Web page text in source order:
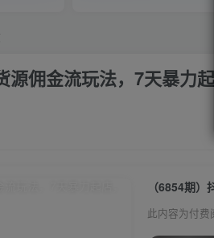
源佣金流玩法，7天暴力
（6854期
此内容为付